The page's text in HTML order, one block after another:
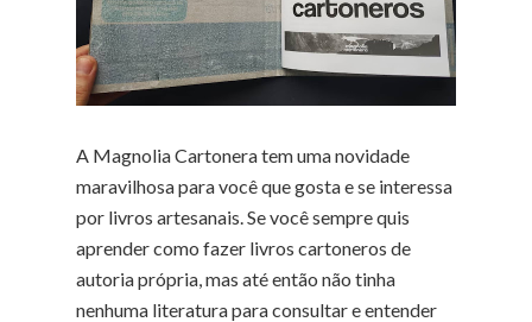
A Magnolia Cartonera tem uma novidade
maravilhosa para você que gosta e se interessa
por livros artesanais. Se você sempre quis
aprender como fazer livros cartoneros de
autoria própria, mas até então não tinha
nenhuma literatura para consultar e entender